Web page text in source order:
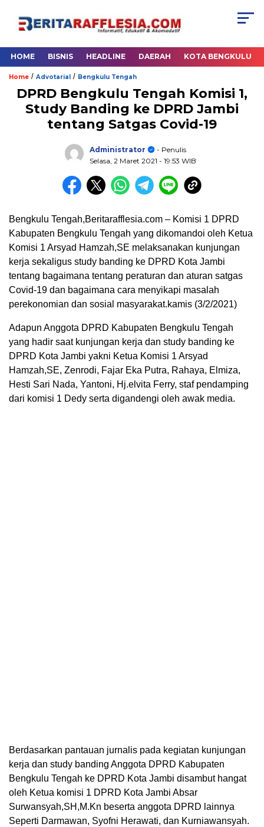
HOME BISNIS HEADLINE DAERAH KOTA BENGKULU
Home / Advotarial / Bengkulu Tengah
DPRD Bengkulu Tengah Komisi 1,
Study Banding ke DPRD Jambi
tentang Satgas Covid-19
Administrator
- Penulis
Selasa, 2 Maret 2021 - 19:53 WIB
Bengkulu Tengah,Beritarafflesia.com – Komisi 1 DPRD
Kabupaten Bengkulu Tengah yang dikomandoi oleh Ketua
Komisi 1 Arsyad Hamzah,SE melaksanakan kunjungan
kerja sekaligus study banding ke DPRD Kota Jambi
tentang bagaimana tentang peraturan dan aturan satgas
Covid-19 dan bagaimana cara menyikapi masalah
perekonomian dan sosial masyarakat.kamis (3/2/2021)
Adapun Anggota DPRD Kabupaten Bengkulu Tengah
yang hadir saat kunjungan kerja dan study banding ke
DPRD Kota Jambi yakni Ketua Komisi 1 Arsyad
Hamzah,SE, Zenrodi, Fajar Eka Putra, Rahaya, Elmiza,
Hesti Sari Nada, Yantoni, Hj.elvita Ferry, staf pendamping
dari komisi 1 Dedy serta digandengi oleh awak media.
Berdasarkan pantauan jurnalis pada kegiatan kunjungan
kerja dan study banding Anggota DPRD Kabupaten
Bengkulu Tengah ke DPRD Kota Jambi disambut hangat
oleh Ketua komisi 1 DPRD Kota Jambi Absar
Surwansyah,SH,M.Kn beserta anggota DPRD lainnya
Seperti Darmawan, Syofni Herawati, dan Kurniawansyah.